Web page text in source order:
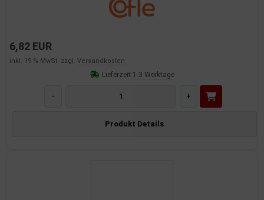
6,82 EUR
inkl. 19 % MwSt. zzgl. Versandkosten
Lieferzeit:1-3 Werktage
- +
Produkt Details